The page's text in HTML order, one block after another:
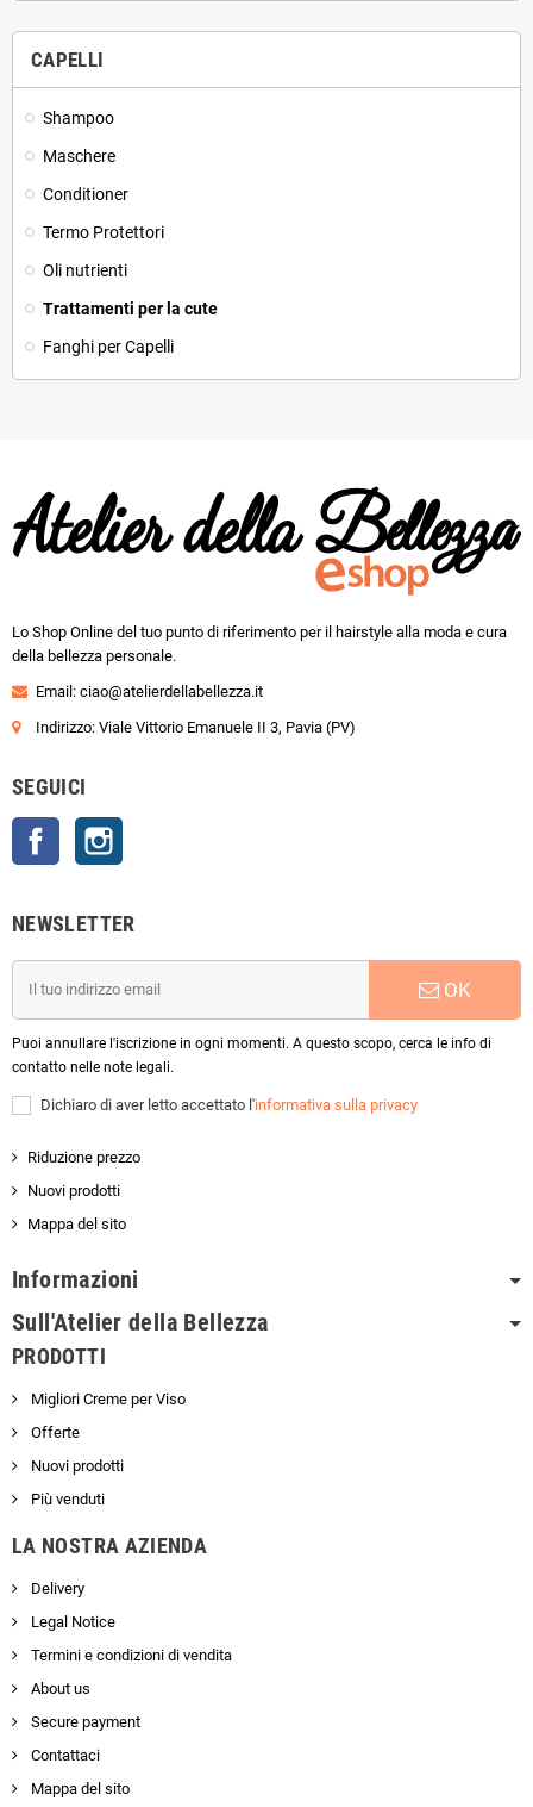
CAPELLI
Shampoo
Maschere
Conditioner
Termo Protettori
Oli nutrienti
Trattamenti per la cute
Fanghi per Capelli
Lo Shop Online del tuo punto di riferimento per il hairstyle alla moda e cura
della bellezza personale.
Email: ciao@atelierdellabellezza.it
Indirizzo: Viale Vittorio Emanuele II 3, Pavia (PV)
SEGUICI
Facebook
NEWSLETTER
OK
Puoi annullare l'iscrizione in ogni momenti. A questo scopo, cerca le info di
contatto nelle note legali.
Dichiaro di aver letto accettato l'informativa sulla privacy
Riduzione prezzo
Nuovi prodotti
Mappa del sito
Informazioni
Sull'Atelier della Bellezza
PRODOTTI
Migliori Creme per Viso
Offerte
Nuovi prodotti
Più venduti
LA NOSTRA AZIENDA
Delivery
Legal Notice
Termini e condizioni di vendita
About us
Secure payment
Contattaci
Mappa del sito